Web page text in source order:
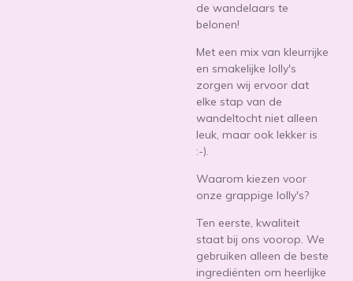
de wandelaars te
belonen!
Met een mix van kleurrijke
en smakelijke lolly's
zorgen wij ervoor dat
elke stap van de
wandeltocht niet alleen
leuk, maar ook lekker is
:-).
Waarom kiezen voor
onze grappige lolly's?
Ten eerste, kwaliteit
staat bij ons voorop. We
gebruiken alleen de beste
ingrediënten om heerlijke